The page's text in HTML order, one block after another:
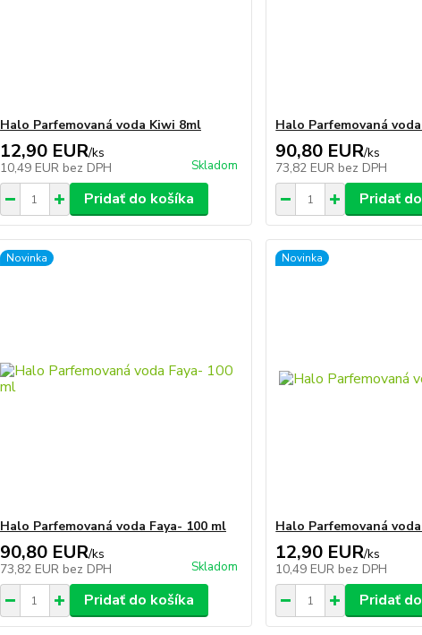
Halo Parfemovaná voda Kiwi 8ml
12,90 EUR/ks
10,49 EUR bez DPH Skladom
Pridať do košíka
Halo Parfemovaná
90,80 EUR/ks
73,82 EUR bez DPH
Pridať
Novinka
Halo Parfemovaná voda Faya- 100 ml
90,80 EUR/ks
73,82 EUR bez DPH Skladom
Pridať do košíka
Novinka
Halo Parfemovaná
12,90 EUR/ks
10,49 EUR bez DPH
Pridať